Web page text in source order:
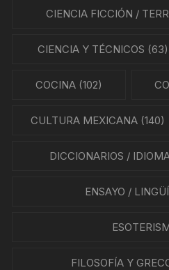
CIENCIA FICCIÓN /
CIENCIA Y TÉCNICOS (63)
COCINA(102)
CULTURA MEXICANA(140)
DICCIONARIOS /
ENSAYO /
FILOSOFÍA Y